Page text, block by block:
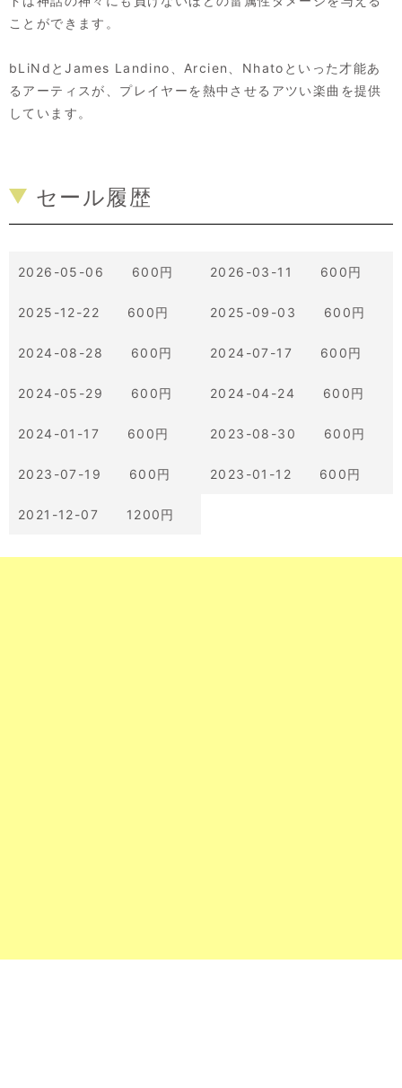
ことができます。
bLiNdとJames Landino、Arcien、Nhatoといった才能あ
るアーティスが、プレイヤーを熱中させるアツい楽曲を提供
しています。
セール履歴
2026-05-06 600円 2026-03-11 600円
2025-12-22 600円 2025-09-03 600円
2024-08-28 600円 2024-07-17 600円
2024-05-29 600円 2024-04-24 600円
2024-01-17 600円 2023-08-30 600円
2023-07-19 600円 2023-01-12 600円
2021-12-07 1200円